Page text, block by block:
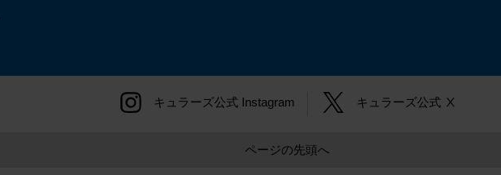
キュラーズ公式 Instagram キュラーズ公式 Ⅹ
ページの先頭へ